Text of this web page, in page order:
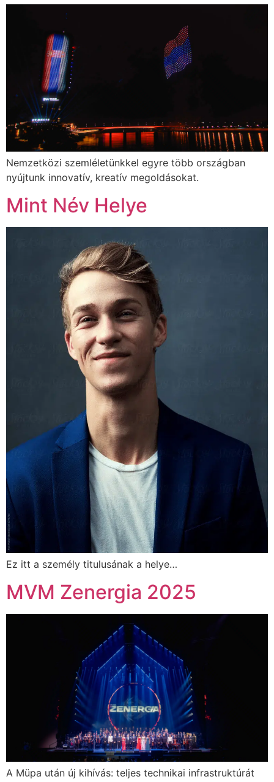
Nemzetközi szemléletünkkel egyre több országban
nyújtunk innovatív, kreatív megoldásokat.
Mint Név Helye
Ez itt a személy titulusának a helye…
MVM Zenergia 2025
A Müpa után új kihívás: teljes technikai infrastruktúrát